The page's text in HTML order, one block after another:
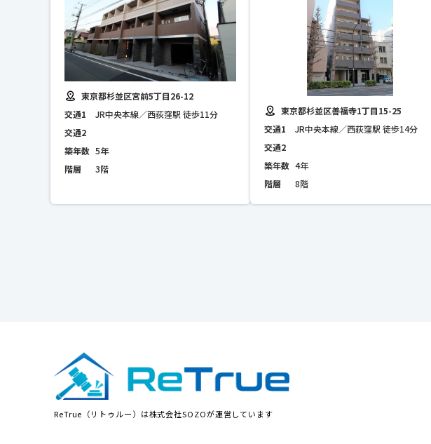
東京都杉並区宮前5丁目26-12
交通1
JR中央本線／西荻窪駅 徒歩11分
交通2
築年数 5年
階層
3階
東京都杉並区善福寺1丁目15-25
交通1
JR中央本線／西荻窪駅 徒歩14分
交通2
築年数 4年
階層
8階
ReTrue（リトゥルー）は株式会社SOZOが運営しています